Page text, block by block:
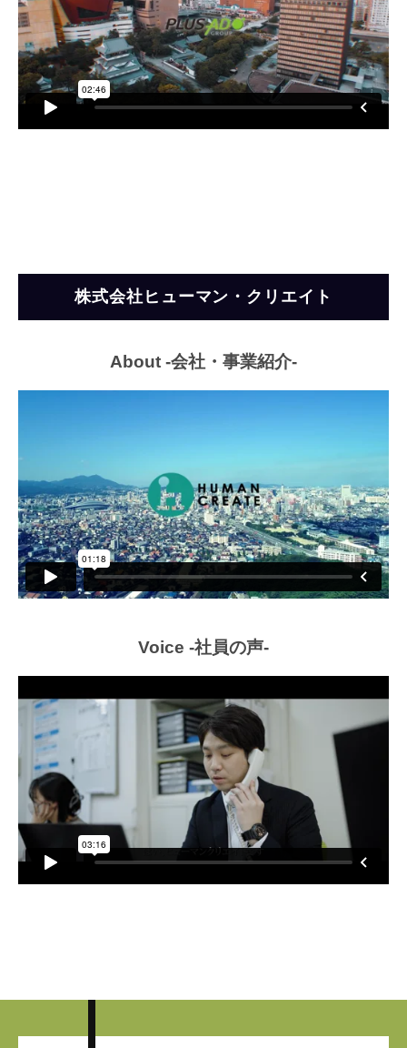
株式会社ヒューマン・クリエイト
About -会社・事業紹介-
Voice -社員の声-